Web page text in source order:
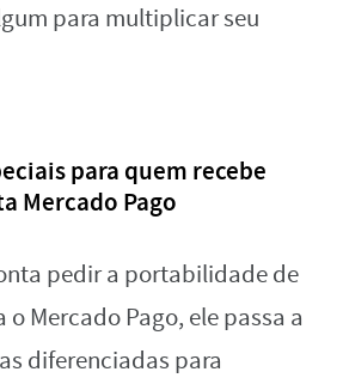
para multiplicar seu
para quem recebe
Mercado Pago
pedir a portabilidade de
Mercado Pago, ele passa a
diferenciadas para